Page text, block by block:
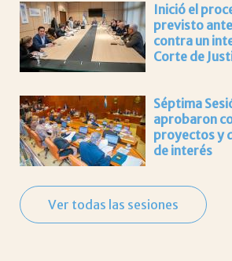
Inició el
previsto
contra un
Corte de
Séptima
aprobaron
proyectos y
de interés
Ver todas las sesiones